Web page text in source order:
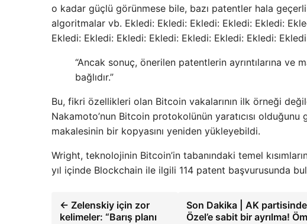
o kadar güçlü görünmese bile, bazı patentler hala
algoritmalar vb. Ekledi: Ekledi: Ekledi: Ekledi: Ekledi:
Ekledi: Ekledi: Ekledi: Ekledi: Ekledi: Ekledi: Ekledi:
“Ancak sonuç, önerilen patentlerin ayrıntılarına ve
bağlıdır.”
Bu, fikri özellikleri olan Bitcoin vakalarının ilk örneği
Nakamoto’nun Bitcoin protokolünün yaratıcısı
makalesinin bir kopyasını yeniden yükleyebildi.
Wright, teknolojinin Bitcoin’in tabanındaki temel
yıl içinde Blockchain ile ilgili 114 patent başvurusunda
← Zelenskiy için zor
kelimeler: “Barış planı
Son Dakika | AK
Özel’e sabit bir ayrılma!